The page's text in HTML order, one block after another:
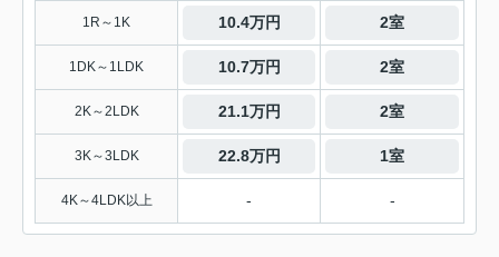
1R～1K 10.4万円 2室
1DK～1LDK 10.7万円 2室
2K～2LDK 21.1万円 2室
3K～3LDK 22.8万円 1室
4K～4LDK以上 - -